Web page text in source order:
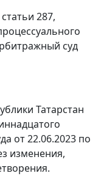
287,
суд
Татарстан
от 22.06.2023 по
изменения,